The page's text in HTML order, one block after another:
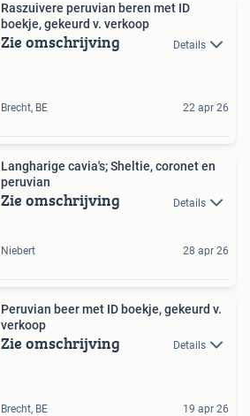
Raszuivere peruvian beren met ID
boekje, gekeurd v. verkoop
Zie omschrijving Details
Brecht, BE 22 apr 26
Langharige cavia's; Sheltie, coronet en
peruvian
Zie omschrijving Details
Niebert 28 apr 26
Peruvian beer met ID boekje, gekeurd v.
verkoop
Zie omschrijving Details
Brecht, BE 19 apr 26